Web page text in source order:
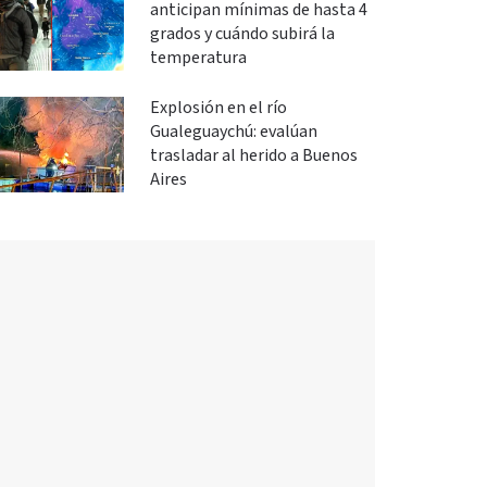
anticipan mínimas de hasta 4
grados y cuándo subirá la
temperatura
Explosión en el río
Gualeguaychú: evalúan
trasladar al herido a Buenos
Aires